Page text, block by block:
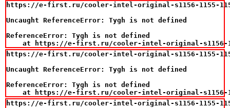
https://e-first.ru/cooler-intel-original-s1156-1155-1150-
Uncaught ReferenceError: Tygh is not defined
ReferenceError: Tygh is not defined
at https://e-first.ru/cooler-intel-original-
https://e-first.ru/cooler-intel-original-s1156-1155-
Uncaught ReferenceError: Tygh is not defined
ReferenceError: Tygh is not defined
at https://e-first.ru/cooler-intel-original-
https://e-first.ru/cooler-intel-original-s1156-1155-1150-